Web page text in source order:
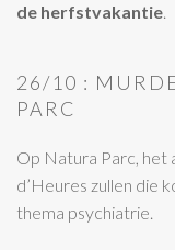
de herfstvakantie.
26/10 :
PARC
Op Natura Parc, het
d’Heures zullen die
thema psychiatrie.